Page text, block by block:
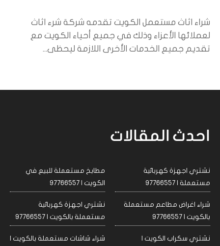
شراء اثاث مستعمل الكويت تقدمه شركة شرء اثاث
لعملائها الأعزاء وذلك في جميع أحياء الكويت مع
تقديم جميع الخدمات الأخرى اللازمة ليحظى...
احدث المقالات
نشتري اجهزة كهربائية
مستعملة | 97766557
مطابخ مستعملة للبيع في
الكويت | 97766557
شراء اغراض مطاعم مستعملة
بالكويت | 97766557
نشتري اجهزة كهربائية
مستعملة بالكويت | 97766557
نشتري سكراب الكويت |
شراء شاشات مستعملة بالكويت |